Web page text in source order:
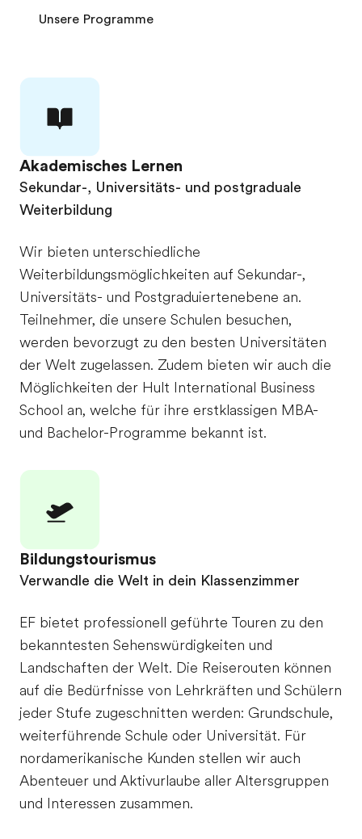
Unsere Programme
Akademisches Lernen
Sekundar-, Universitäts- und postgraduale
Weiterbildung
Wir bieten unterschiedliche
Weiterbildungsmöglichkeiten auf Sekundar-,
Universitäts- und Postgraduiertenebene an.
Teilnehmer, die unsere Schulen besuchen,
werden bevorzugt zu den besten Universitäten
der Welt zugelassen. Zudem bieten wir auch die
Möglichkeiten der Hult International Business
School an, welche für ihre erstklassigen MBA-
und Bachelor-Programme bekannt ist.
Bildungstourismus
Verwandle die Welt in dein Klassenzimmer
EF bietet professionell geführte Touren zu den
bekanntesten Sehenswürdigkeiten und
Landschaften der Welt. Die Reiserouten können
auf die Bedürfnisse von Lehrkräften und Schülern
jeder Stufe zugeschnitten werden: Grundschule,
weiterführende Schule oder Universität. Für
nordamerikanische Kunden stellen wir auch
Abenteuer und Aktivurlaube aller Altersgruppen
und Interessen zusammen.